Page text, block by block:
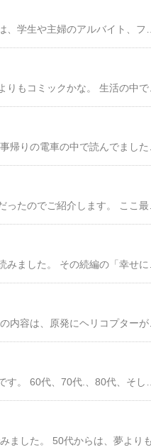
新聞の新刊案内とかで見つけて読んでみた本です。本というよりもコミックかな。 生活の中で、止めてみると案外生活しやすくなるものがある、そんなケースを紹介しています。 著者の止めてみてよかったものので一例 「炊飯器」 「掃除機」 「コンビニ」 「テレビ」 「スマホ」 「モヤモヤした人間関係」 最後の「モヤモヤしたいですね人間関係」が気
好きな作家の東野圭吾さんの「天空の蜂」を読みました。 本の内容は、原発にヘリコプターが落ちるかもしれないという設定で、この本は、東日本大震災後に書かれたものかと思ったら、そうでは無いことに、ある意味の驚きを感じました。 絶対安全